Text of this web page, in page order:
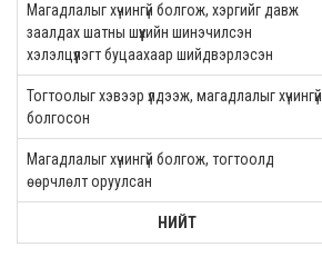
Магадлалыг хүчингүй болгож, хэргийг давж
заалдах шатны шүүхийн шинэчилсэн
хэлэлцүүлэгт буцаахаар шийдвэрлэсэн
Тогтоолыг хэвээр үлдээж, магадлалыг хүчингүй
болгосон
Магадлалыг хүчингүй болгож, тогтоолд
өөрчлөлт оруулсан
НИЙТ